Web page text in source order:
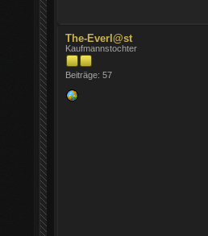
The-Everl@st
Kaufmannstochter
Beiträge: 57